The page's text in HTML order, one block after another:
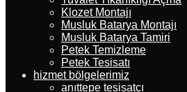
Klozet Montajı
Musluk Batarya Montajı
Musluk Batarya Tamiri
Petek Temizleme
Petek Tesisatı
hizmet bölgelerimiz
anıttepe tesisatçı